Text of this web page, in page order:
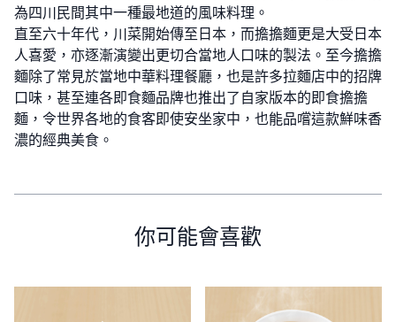
為四川民間其中一種最地道的風味料理。
直至六十年代，川菜開始傳至日本，而擔擔麵更是大受日本
人喜愛，亦逐漸演變出更切合當地人口味的製法。至今擔擔
麵除了常見於當地中華料理餐廳，也是許多拉麵店中的招牌
口味，甚至連各即食麵品牌也推出了自家版本的即食擔擔
麵，令世界各地的食客即使安坐家中，也能品嚐這款鮮味香
濃的經典美食。
你可能會喜歡